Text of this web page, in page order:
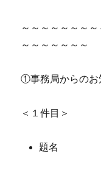
～～～～～～～
～～～～～～～
①事務局からのお
＜１件目＞
題名